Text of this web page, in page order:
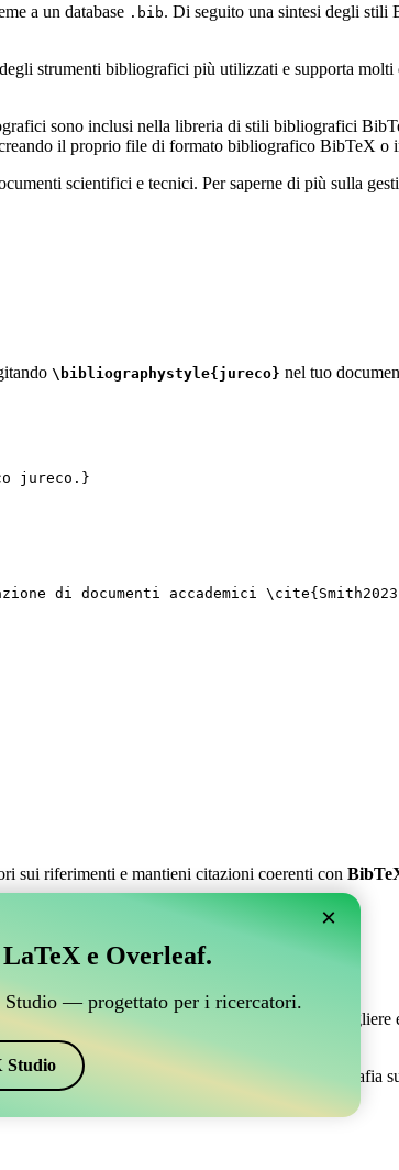
a un database .bib. Di seguito una sintesi degli stili
strumenti bibliografici più utilizzati e supporta
sono inclusi nella libreria di stili bibliografici
il proprio file di formato bibliografico BibTeX o
scientifici e tecnici. Per saperne di più sulla
\bibliographystyle{jureco} nel tuo
jureco.}
di documenti accademici \cite{ Smith2023
sui riferimenti e mantieni citazioni coerenti con
si connetta a Overleaf?
si connetta a Overleaf?”
potrebbe essere perfetto! Ti permette di raccogliere
un modo semplice per gestire la tua bibliografia
×
e Overleaf.
Studio — progettato per i ricercatori.
Studio